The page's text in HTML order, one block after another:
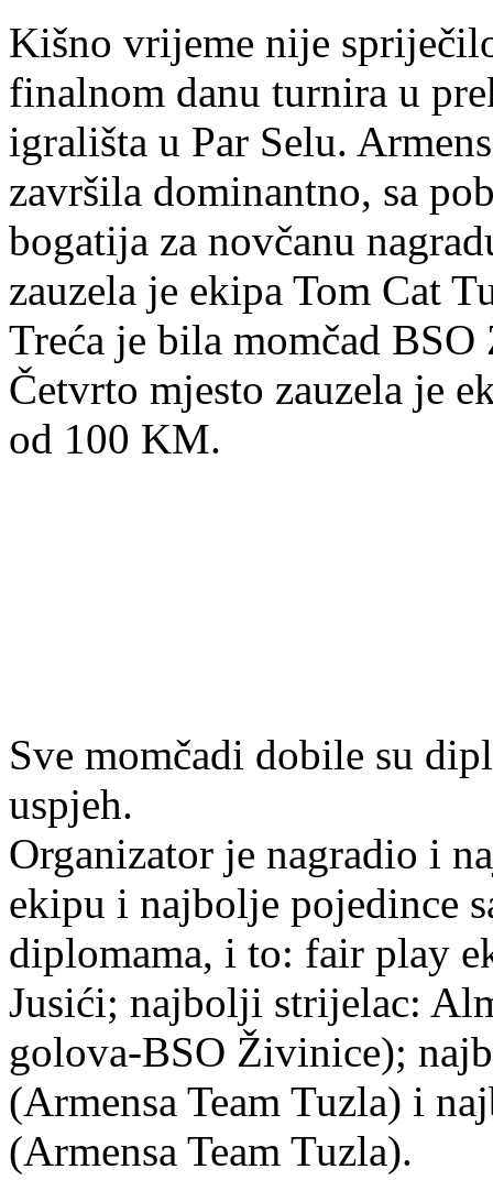
Kišno vrijeme nije
finalnom danu turnira u
igrališta u Par Selu.
završila dominantno, sa
bogatija za novčanu
zauzela je ekipa Tom Cat
Treća je bila momčad
Četvrto mjesto zauzela je
od 100 KM.
Sve momčadi dobile su
uspjeh.
Organizator je nagradio i
ekipu i najbolje pojedince
diplomama, i to: fair play
Jusići; najbolji strijelac:
golova-BSO Živinice);
(Armensa Team Tuzla) i
(Armensa Team Tuzla).